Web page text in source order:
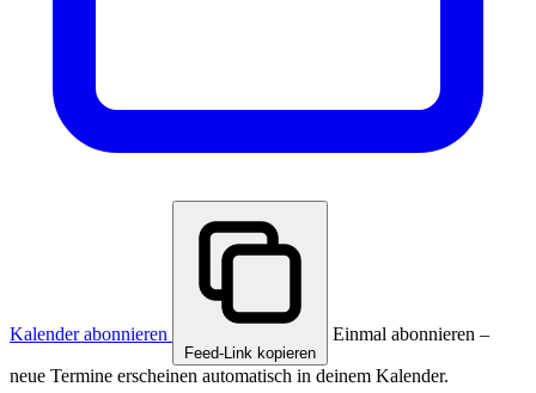
Kalender abonnieren
Feed-Link kopieren
Einmal abonnieren –
neue Termine erscheinen automatisch in deinem Kalender.